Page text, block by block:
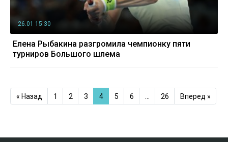
26.01 15:30
Елена Рыбакина разгромила чемпионку пяти
турниров Большого шлема
« Назад 1 2 3 4 5 6 26 Вперед »